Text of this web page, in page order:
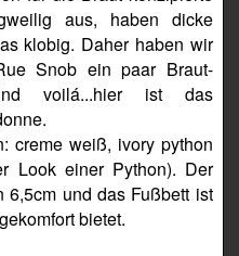
aus, haben dicke
klobig. Daher haben wir
Snob ein paar Braut-
voilá...hier ist das
creme weiß, ivory python
Look einer Python). Der
und das Fußbett ist
bietet.